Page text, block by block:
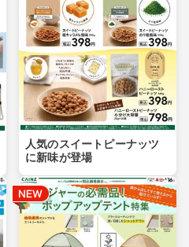
人気のスイートピーナッツ
に新味が登場